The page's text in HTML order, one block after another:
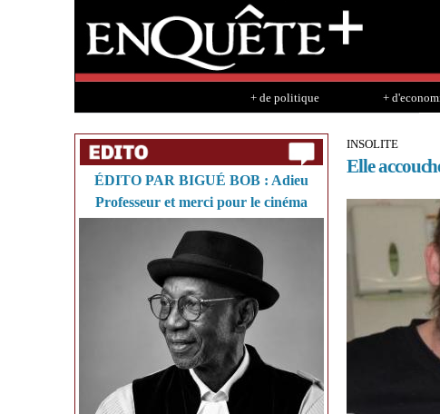
+ de politique +
ÉDITO PAR BIGUÉ BOB : Adieu
Professeur et merci pour le cinéma
INSOLITE
Elle